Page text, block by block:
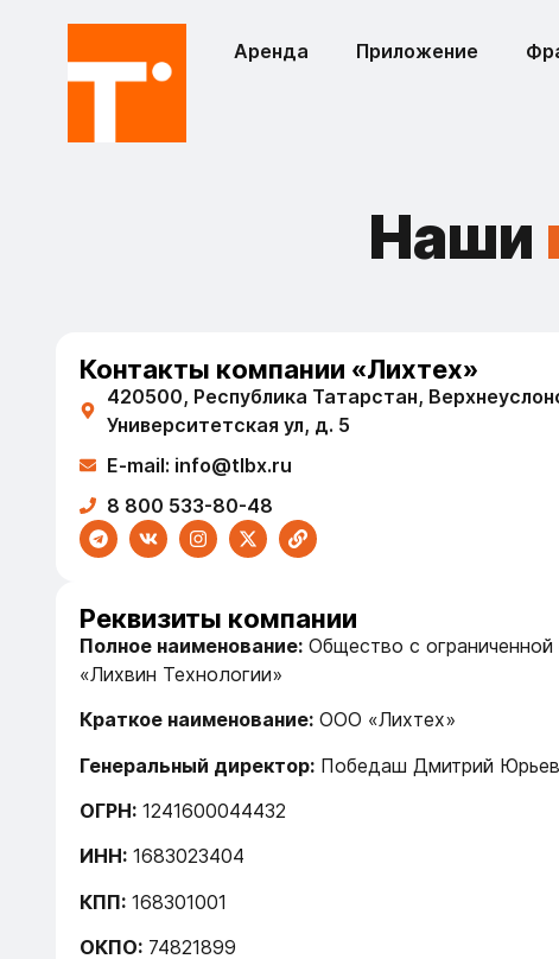
Аренда Приложение
Наши
Контакты компании «Лихтех»
420500, Республика Татарстан,
Университетская ул, д. 5
E-mail: info@tlbx.ru
8 800 533-80-48
Реквизиты компании
Полное наименование: Общество с
«Лихвин Технологии»
Краткое наименование: ООО «Лихтех»
Генеральный директор: Победаш Дмитрий
ОГРН: 1241600044432
ИНН: 1683023404
КПП: 168301001
ОКПО: 74821899